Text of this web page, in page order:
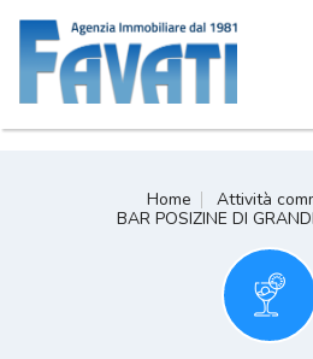
Home
Attività
BAR POSIZINE DI